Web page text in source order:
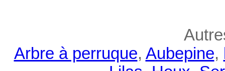
Arbre à perruque, Aubepine,